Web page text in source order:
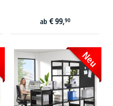
ab € 99,90
Neu